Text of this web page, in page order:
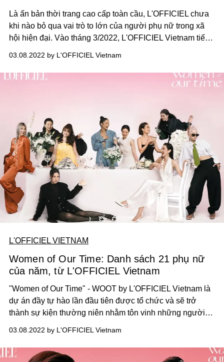
Là ấn bản thời trang cao cấp toàn cầu, L'OFFICIEL chưa
khi nào bỏ qua vai trò to lớn của người phụ nữ trong xã
hội hiện đại. Vào tháng 3/2022, L'OFFICIEL Vietnam tiếp
“Women of Our Time” (tạm dịch: Những người phụ
nữ của thời đại).
03.08.2022 by L'OFFICIEL Vietnam
L'OFFICIEL VIETNAM
Women of Our Time: Danh sách 21 phụ nữ
của năm, từ L'OFFICIEL Vietnam
"Women of Our Time" - WOOT by L'OFFICIEL Vietnam là
dự án đầy tự hào lần đầu tiên được tổ chức và sẽ trở
thành sự kiện thường niên nhằm tôn vinh những người
L’OFFICIEL!
03.08.2022 by L'OFFICIEL Vietnam